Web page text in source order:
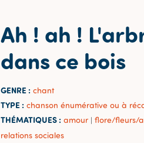
Ah ! ah !
dans ce bois
GENRE : chant
TYPE : chanson énumérative ou à
THÉMATIQUES : amour | flore/fleurs/
relations sociales